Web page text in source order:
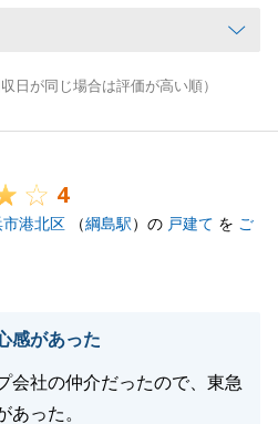
日が同じ場合は評価が高い順）
4
市港北区 （綱島駅）の 戸建て を ご
感があった
会社の仲介だったので、東急
あった。